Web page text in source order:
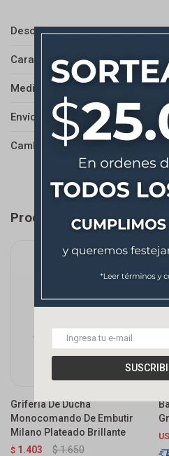
Descripción
Características
Medios de pago
Envíos
Cambios y Devoluciones
Productos que te
Grifería De Ducha
Monocomando De Embutir
Milano Plateado Brillante
$ 1.403 $1.650